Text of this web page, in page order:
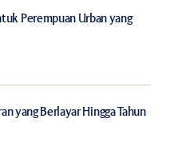
by email.
Perempuan Urban yang
yang Berlayar Hingga Tahun